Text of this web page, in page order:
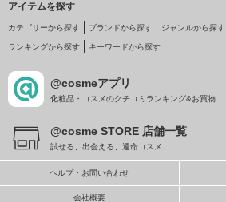
アイテムを探す
カテゴリーから探す ブランドから探す ジャンルから探す
ランキングから探す キーワードから探す
@cosmeアプリ
化粧品・コスメのクチコミランキング&お買物
@cosme STORE 店舗一覧
試せる、出会える、運命コスメ
ヘルプ・お問い合わせ
会社概要